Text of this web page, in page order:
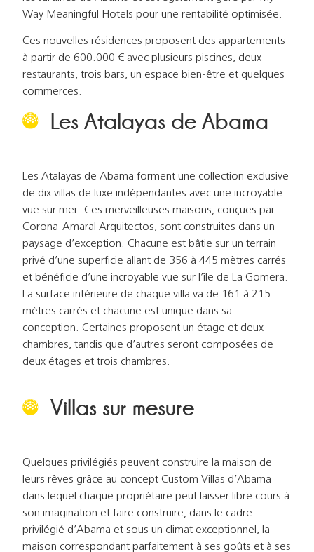
Way Meaningful Hotels pour une rentabilité optimisée.
Ces nouvelles résidences proposent des appartements
à partir de 600.000 € avec plusieurs piscines, deux
restaurants, trois bars, un espace bien-être et quelques
commerces.
Les Atalayas de Abama
Les Atalayas de Abama forment une collection exclusive
de dix villas de luxe indépendantes avec une incroyable
vue sur mer. Ces merveilleuses maisons, conçues par
Corona-Amaral Arquitectos, sont construites dans un
paysage d’exception. Chacune est bâtie sur un terrain
privé d’une superficie allant de 356 à 445 mètres carrés
et bénéficie d’une incroyable vue sur l’île de La Gomera.
La surface intérieure de chaque villa va de 161 à 215
mètres carrés et chacune est unique dans sa
conception. Certaines proposent un étage et deux
chambres, tandis que d’autres seront composées de
deux étages et trois chambres.
Villas sur mesure
Quelques privilégiés peuvent construire la maison de
leurs rêves grâce au concept Custom Villas d’Abama
dans lequel chaque propriétaire peut laisser libre cours à
son imagination et faire construire, dans le cadre
privilégié d’Abama et sous un climat exceptionnel, la
maison correspondant parfaitement à ses goûts et à ses